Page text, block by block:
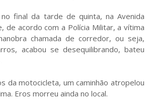
final da tarde de quinta, na Avenida
de acordo com a Polícia Militar, a vítima
chamada de corredor, ou seja,
acabou se desequilibrando, bateu
da motocicleta, um caminhão atropelou
Eros morreu ainda no local.